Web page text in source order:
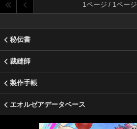
1ページ / 1ページ
秘伝書
裁縫師
製作手帳
エオルゼアデータベース